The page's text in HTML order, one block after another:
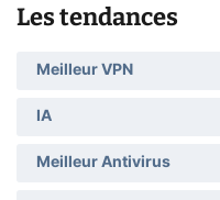
Les tendances
Meilleur VPN
IA
Meilleur Antivirus